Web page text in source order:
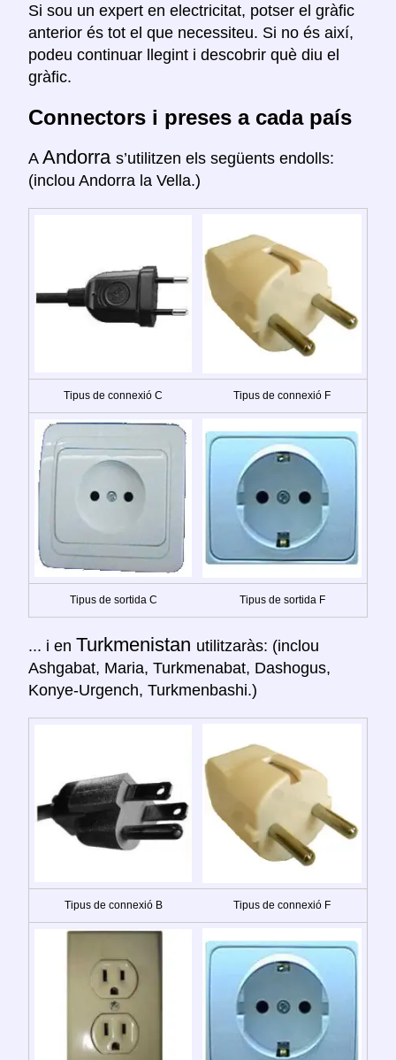
Si sou un expert en electricitat, potser el gràfic
anterior és tot el que necessiteu. Si no és així,
podeu continuar llegint i descobrir què diu el
gràfic.
Connectors i preses a cada país
A Andorra s’utilitzen els següents endolls:
(inclou Andorra la Vella.)
Tipus de connexió C Tipus de connexió F
Tipus de sortida C Tipus de sortida F
... i en Turkmenistan utilitzaràs: (inclou
Ashgabat, Maria, Turkmenabat, Dashogus,
Konye-Urgench, Turkmenbashi.)
Tipus de connexió B Tipus de connexió F